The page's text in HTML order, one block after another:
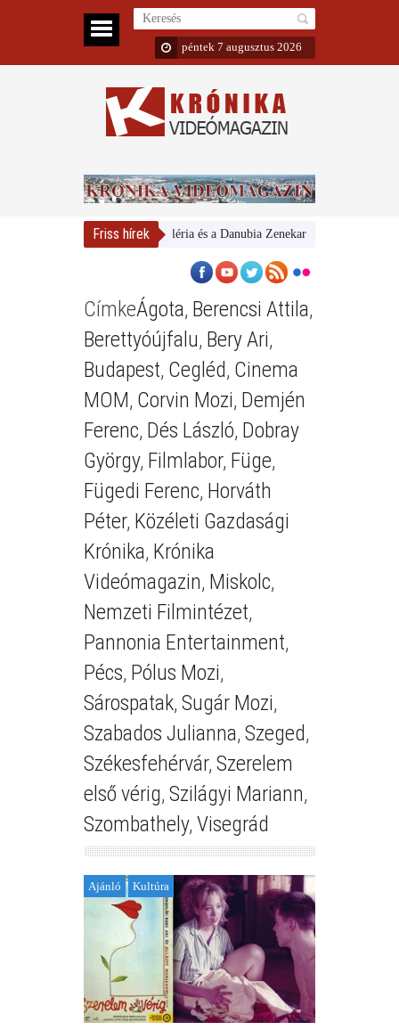
péntek 7 augusztus 2026
Friss hírek
Magyar Nemzeti Galéria és a Danubia Zenekar
CímkeÁgota, Berencsi Attila,
Berettyóújfalu, Bery Ari,
Budapest, Cegléd, Cinema
MOM, Corvin Mozi, Demjén
Ferenc, Dés László, Dobray
György, Filmlabor, Füge,
Fügedi Ferenc, Horváth
Péter, Közéleti Gazdasági
Krónika, Krónika
Videómagazin, Miskolc,
Nemzeti Filmintézet,
Pannonia Entertainment,
Pécs, Pólus Mozi,
Sárospatak, Sugár Mozi,
Szabados Julianna, Szeged,
Székesfehérvár, Szerelem
első vérig, Szilágyi Mariann,
Szombathely, Visegrád
Ajánló Kultúra